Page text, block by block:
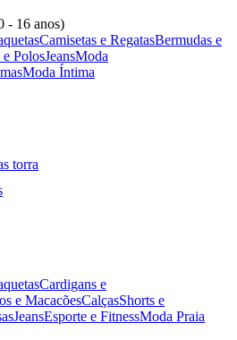
- 16 anos)
Camisetas e RegatasBermudas e
e PolosJeansModa
Moda Íntima
Cardigans e
e MacacõesCalçasShorts e
JeansEsporte e FitnessModa Praia